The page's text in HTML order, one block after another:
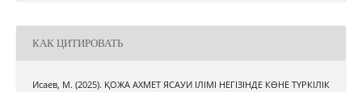
КАК ЦИТИРОВАТЬ
Исаев, М. (2025). ҚОЖА АХМЕТ ЯСАУИ ІЛІМІ НЕГІЗІНДЕ КӨНЕ ТҮРКІЛІК